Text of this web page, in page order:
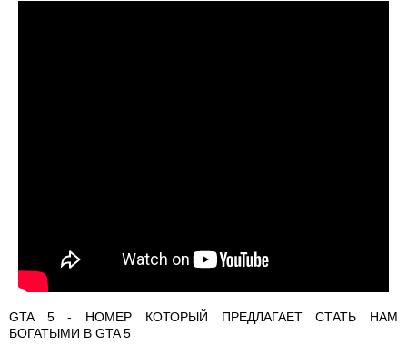
GTA 5 - НОМЕР КОТОРЫЙ ПРЕДЛАГАЕТ СТАТЬ НАМ
БОГАТЫМИ В GTA 5